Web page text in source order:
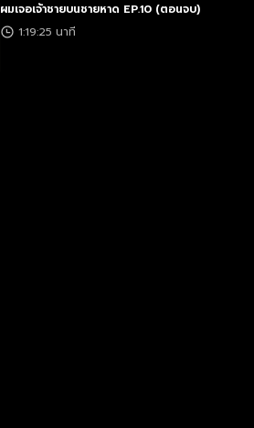
ผมเจอเจ้าชายบนชายหาด EP.10 (ตอนจบ)
1:19:25 นาที